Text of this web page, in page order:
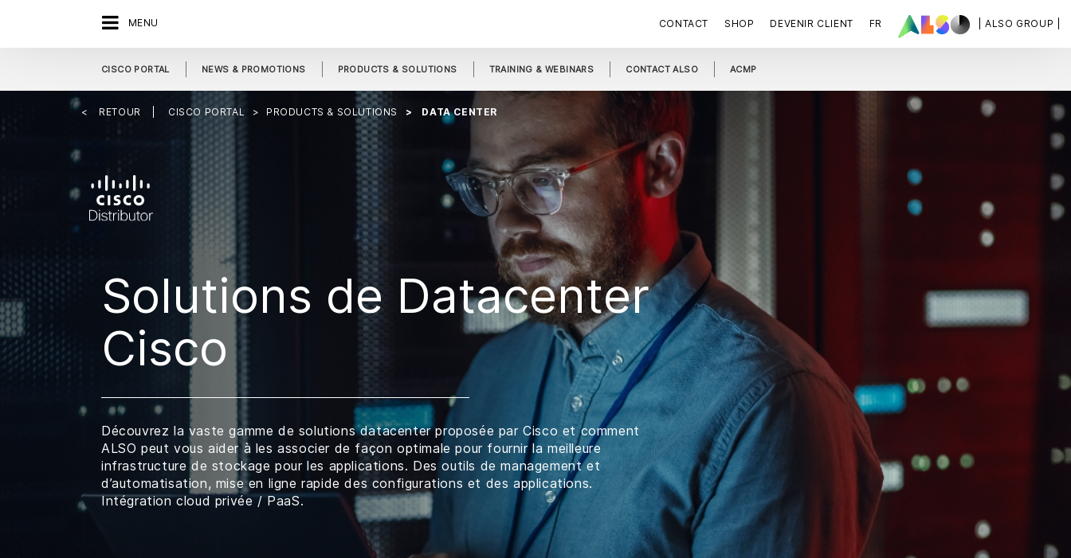
MENU | ALSO GROUP |
CONTACT SHOP DEVENIR CLIENT FR
RETOUR CISCO PORTAL PRODUCTS & SOLUTIONS DATA CENTER
CISCO PORTAL NEWS & PROMOTIONS PRODUCTS & SOLUTIONS TRAINING & WEBINARS CONTACT ALSO ACMP
Solutions de Datacenter
Cisco
Découvrez la vaste gamme de solutions datacenter proposée par Cisco et comment
ALSO peut vous aider à les associer de façon optimale pour fournir la meilleure
infrastructure de stockage pour les applications. Des outils de management et
d’automatisation, mise en ligne rapide des configurations et des applications.
Intégration cloud privée / PaaS.